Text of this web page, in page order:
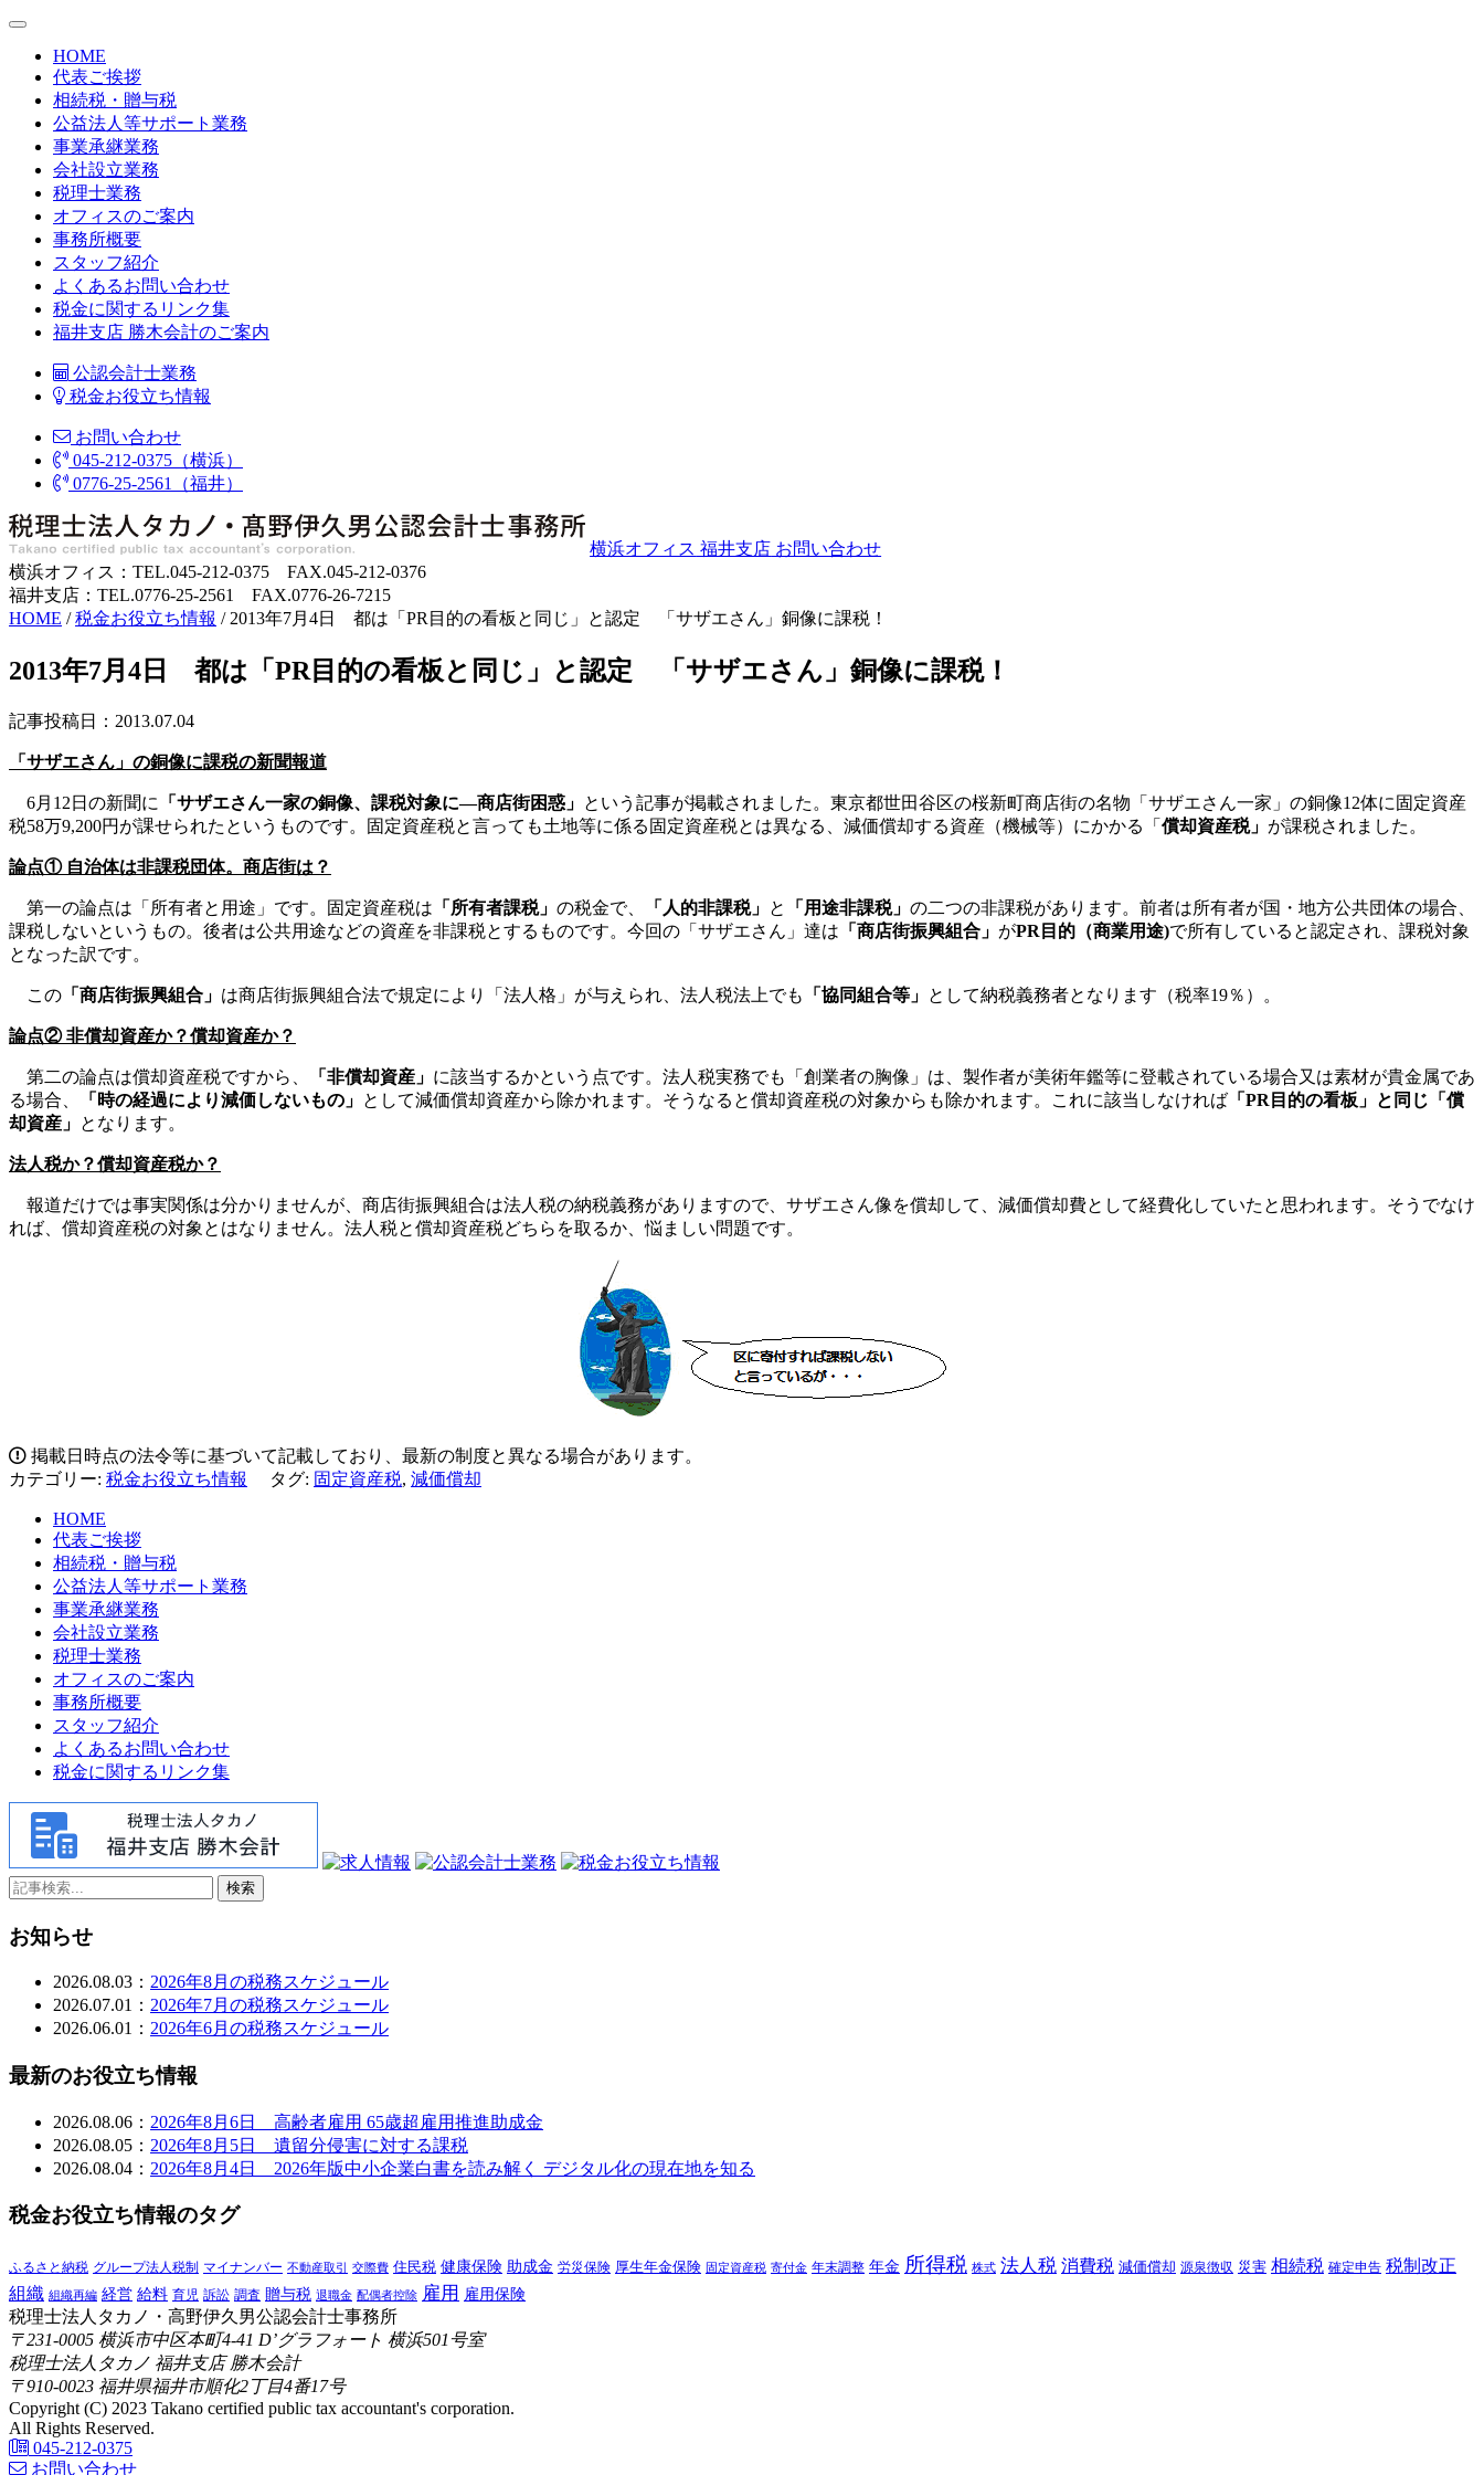
HOME
代表ご挨拶
相続税・贈与税
公益法人等サポート業務
事業承継業務
会社設立業務
税理士業務
オフィスのご案内
事務所概要
スタッフ紹介
よくあるお問い合わせ
税金に関するリンク集
福井支店 勝木会計のご案内
公認会計士業務
税金お役立ち情報
お問い合わせ
045-212-0375（横浜）
0776-25-2561（福井）
横浜オフィス 福井支店 お問い合わせ
横浜オフィス：TEL.045-212-0375 FAX.045-212-0376
福井支店：TEL.0776-25-2561 FAX.0776-26-7215
HOME /税金お役立ち情報 / 2013年7月4日 都は「PR目的の看板と同じ」と認定 「サザエさん」銅像に課税！
2013年7月4日 都は「PR目的の看板と同じ」と認定 「サザエさん」銅像に課税！
記事投稿日：2013.07.04
「サザエさん」の銅像に課税の新聞報道
6月12日の新聞に 「サザエさん一家の銅像、課税対象に―商店街困惑」 という記事が掲載されました。東京都世田谷区の桜新町商店街の名物「サザエさん一家」の銅像12体に固定資産
税58万9,200円が課せられたというものです。固定資産税と言っても土地等に係る固定資産税とは異なる、減価償却する資産（機械等）にかかる「 償却資産税」 が課税されました。
論点① 自治体は非課税団体。商店街は？
第一の論点は「所有者と用途」です。固定資産税は 「所有者課税」 の税金で、 「人的非課税」 と 「用途非課税」 の二つの非課税があります。前者は所有者が国・地方公共団体の場合、
課税しないというもの。後者は公共用途などの資産を非課税とするものです。今回の「サザエさん」達は 「商店街振興組合」 がPR目的（商業用途)で所有していると認定され、課税対象
となった訳です。
この 「商店街振興組合」 は商店街振興組合法で規定により「法人格」が与えられ、法人税法上でも 「協同組合等」 として納税義務者となります（税率19％）。
論点② 非償却資産か？償却資産か？
第二の論点は償却資産税ですから、 「非償却資産」 に該当するかという点です。法人税実務でも「創業者の胸像」は、製作者が美術年鑑等に登載されている場合又は素材が貴金属であ
る場合、
「時の経過により減価しないもの」 として減価償却資産から除かれます。そうなると償却資産税の対象からも除かれます。これに該当しなければ 「PR目的の看板」と同じ「償
却資産」 となります。
法人税か？償却資産税か？
報道だけでは事実関係は分かりませんが、商店街振興組合は法人税の納税義務がありますので、サザエさん像を償却して、減価償却費として経費化していたと思われます。そうでなけ
れば、償却資産税の対象とはなりません。法人税と償却資産税どちらを取るか、悩ましい問題です。
掲載日時点の法令等に基づいて記載しており、最新の制度と異なる場合があります。
カテゴリー: 税金お役立ち情報 タグ: 固定資産税, 減価償却
HOME
代表ご挨拶
相続税・贈与税
公益法人等サポート業務
事業承継業務
会社設立業務
税理士業務
オフィスのご案内
事務所概要
スタッフ紹介
よくあるお問い合わせ
税金に関するリンク集
検索
お知らせ
2026.08.03： 2026年8月の税務スケジュール
2026.07.01： 2026年7月の税務スケジュール
2026.06.01： 2026年6月の税務スケジュール
最新のお役立ち情報
2026.08.06： 2026年8月6日 高齢者雇用 65歳超雇用推進助成金
2026.08.05： 2026年8月5日 遺留分侵害に対する課税
2026.08.04： 2026年8月4日 2026年版中小企業白書を読み解く デジタル化の現在地を知る
税金お役立ち情報のタグ
ふるさと納税 グループ法人税制 マイナンバー 不動産取引 交際費 住民税 健康保険 助成金 労災保険 厚生年金保険 固定資産税 寄付金 年末調整 年金 所得税 株式 法人税 消費税 減価償却 源泉徴収 災害 相続税 確定申告 税制改正
組織 組織再編 経営 給料 育児 訴訟 調査 贈与税 退職金 配偶者控除 雇用 雇用保険
税理士法人タカノ・高野伊久男公認会計士事務所
〒231-0005 横浜市中区本町4-41 D’グラフォート 横浜501号室
税理士法人タカノ 福井支店 勝木会計
〒910-0023 福井県福井市順化2丁目4番17号
Copyright (C) 2023 Takano certified public tax accountant's corporation.
All Rights Reserved.
045-212-0375
お問い合わせ